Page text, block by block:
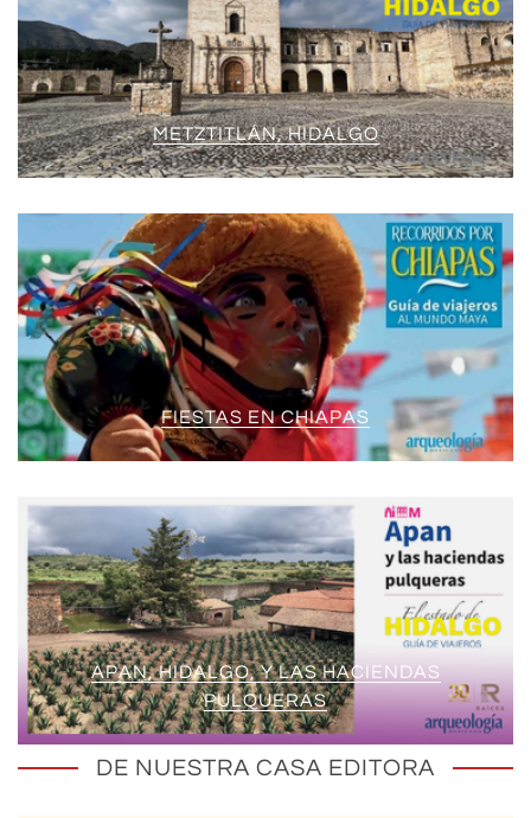
METZTITLÁN, HIDALGO
FIESTAS EN CHIAPAS
APAN, HIDALGO, Y LAS HACIENDAS
PULQUERAS
DE NUESTRA CASA EDITORA